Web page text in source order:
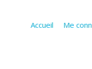
Accueil Me